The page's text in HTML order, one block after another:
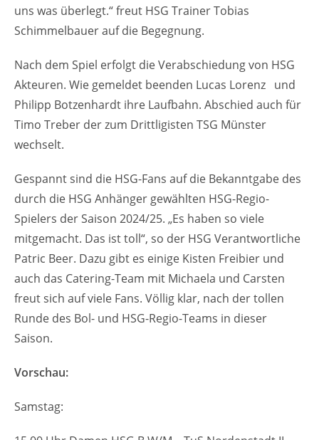
uns was überlegt.“ freut HSG Trainer Tobias
Schimmelbauer auf die Begegnung.
Nach dem Spiel erfolgt die Verabschiedung von HSG
Akteuren. Wie gemeldet beenden Lucas Lorenz und
Philipp Botzenhardt ihre Laufbahn. Abschied auch für
Timo Treber der zum Drittligisten TSG Münster
wechselt.
Gespannt sind die HSG-Fans auf die Bekanntgabe des
durch die HSG Anhänger gewählten HSG-Regio-
Spielers der Saison 2024/25. „Es haben so viele
mitgemacht. Das ist toll“, so der HSG Verantwortliche
Patric Beer. Dazu gibt es einige Kisten Freibier und
auch das Catering-Team mit Michaela und Carsten
freut sich auf viele Fans. Völlig klar, nach der tollen
Runde des Bol- und HSG-Regio-Teams in dieser
Saison.
Vorschau:
Samstag: